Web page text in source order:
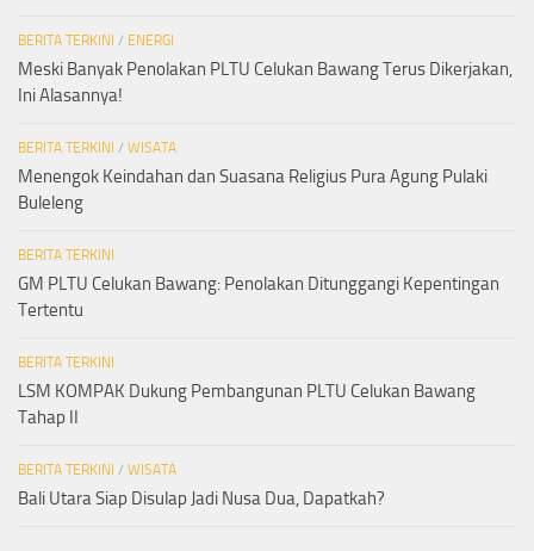
BERITA TERKINI / ENERGI
Meski Banyak Penolakan PLTU Celukan Bawang Terus Dikerjakan,
Ini Alasannya!
BERITA TERKINI / WISATA
Menengok Keindahan dan Suasana Religius Pura Agung Pulaki
Buleleng
BERITA TERKINI
GM PLTU Celukan Bawang: Penolakan Ditunggangi Kepentingan
Tertentu
BERITA TERKINI
LSM KOMPAK Dukung Pembangunan PLTU Celukan Bawang
Tahap II
BERITA TERKINI / WISATA
Bali Utara Siap Disulap Jadi Nusa Dua, Dapatkah?